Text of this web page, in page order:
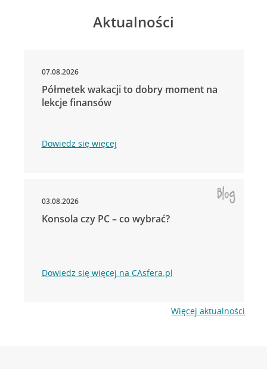
Aktualności
07.08.2026
Półmetek wakacji to dobry moment na
lekcje finansów
Dowiedz się więcej
03.08.2026
Konsola czy PC – co wybrać?
Dowiedz się więcej na CAsfera.pl
Więcej aktualności